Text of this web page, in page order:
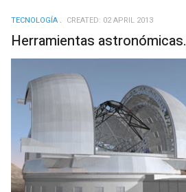
TECNOLOGÍ­A CREATED: 02 APRIL 2013
Herramientas astronómicas.